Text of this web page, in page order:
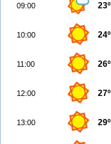
09:00 23º
10:00 24º
11:00 26º
12:00 27º
13:00 29º